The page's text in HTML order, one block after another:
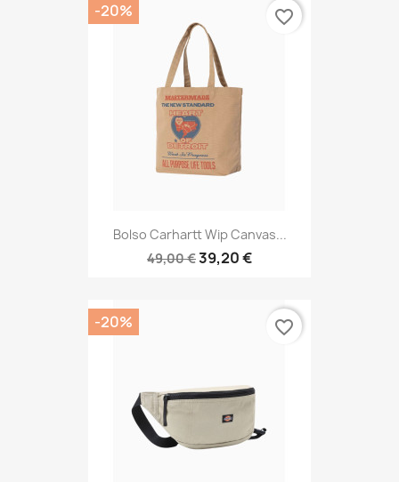
Bolso Carhartt Wip Canvas...
49,00 €39,20 €
-20% favorite_border
-20% favorite_border